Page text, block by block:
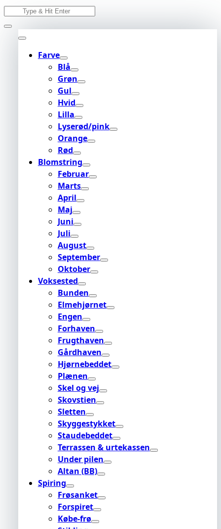
Skip
Search
for:
Farve
Blå
Grøn
Gul
Hvid
Lilla
Lyserød/pink
Orange
Rød
Blomstring
Februar
Marts
April
Maj
Juni
Juli
August
September
Oktober
Voksested
Bunden
Elmehjørnet
Engen
Forhaven
Frugthaven
Gårdhaven
Hjørnebeddet
Plænen
Skel og vej
Skovstien
Sletten
Skyggestykket
Staudebeddet
Terrassen & urtekassen
Under pilen
Altan (BB)
Spiring
Frøsanket
Forspiret
Købe-frø